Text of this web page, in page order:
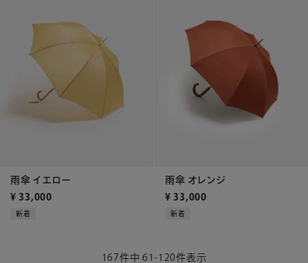
雨傘 イエロー
¥ 33,000
新着
雨傘 オレンジ
¥ 33,000
新着
167件中 61-120件表示